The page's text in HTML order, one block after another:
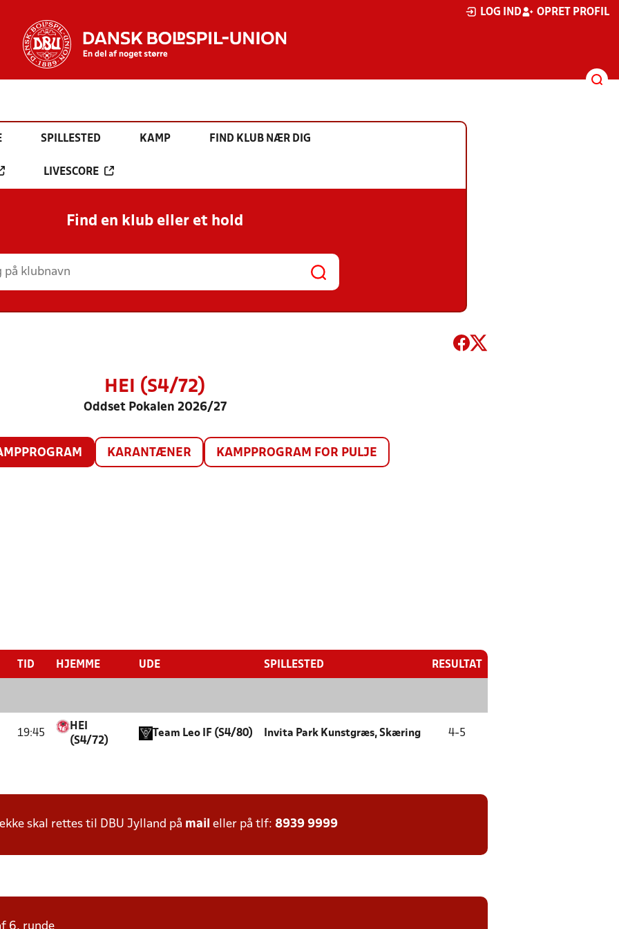
LOG IND OPRET PROFIL
SPILLESTED KAMP FIND KLUB NÆR DIG
LIVESCORE
Find en klub eller et hold
HEI (S4/72)
Oddset Pokalen 2026/27
KARANTÆNER KAMPPROGRAM FOR PULJE
TID HJEMME UDE SPILLESTED RESULTAT
19:45
HEI
(S4/72)
Team Leo IF (S4/80) Invita Park Kunstgræs, Skæring 4-5
skal rettes til DBU Jylland på mail eller på tlf: 8939 9999
6. runde